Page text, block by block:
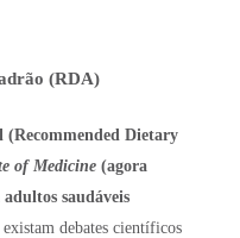
(RDA)
(Recommended Dietary
of Medicine (agora
saudáveis
debates científicos